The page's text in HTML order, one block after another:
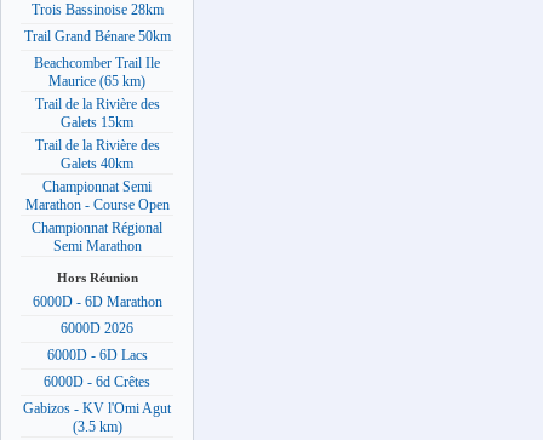
Trois Bassinoise 28km
Trail Grand Bénare 50km
Beachcomber Trail Ile
Maurice (65 km)
Trail de la Rivière des
Galets 15km
Trail de la Rivière des
Galets 40km
Championnat Semi
Marathon - Course Open
Championnat Régional
Semi Marathon
Hors Réunion
6000D - 6D Marathon
6000D 2026
6000D - 6D Lacs
6000D - 6d Crêtes
Gabizos - KV l'Omi Agut
(3.5 km)